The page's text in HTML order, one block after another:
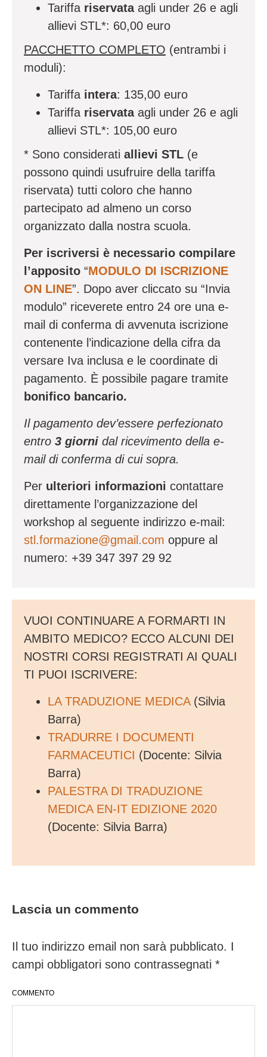
Tariffa riservataagli under 26 e agli
allievi STL*: 60,00 euro
PACCHETTO COMPLETO (entrambi i
moduli):
Tariffa intera: 135,00 euro
Tariffa riservataagli under 26 e agli
allievi STL*: 105,00 euro
* Sono considerati allievi STL (e
possono quindi usufruire della tariffa
riservata) tutti coloro che hanno
partecipato ad almeno un corso
organizzato dalla nostra scuola.
Per iscriversi è necessario compilare
l’apposito “MODULO DI ISCRIZIONE
ON LINE”. Dopo aver cliccato su “Invia
modulo” riceverete entro 24 ore una e-
mail di conferma di avvenuta iscrizione
contenente l’indicazione della cifra da
versare Iva inclusa e le coordinate di
pagamento. È possibile pagare tramite
bonifico bancario.
Il pagamento dev’essere perfezionato
entro 3 giorni dal ricevimento della e-
mail di conferma di cui sopra.
Per ulteriori informazioni contattare
direttamente l’organizzazione del
workshop al seguente indirizzo e-mail:
stl.formazione@gmail.com oppure al
numero: +39 347 397 29 92
VUOI CONTINUARE A FORMARTI IN
AMBITO MEDICO? ECCO ALCUNI DEI
NOSTRI CORSI REGISTRATI AI QUALI
TI PUOI ISCRIVERE:
LA TRADUZIONE MEDICA(Silvia
Barra)
TRADURRE I DOCUMENTI
FARMACEUTICI (Docente: Silvia
Barra)
PALESTRA DI TRADUZIONE
MEDICA EN-IT EDIZIONE 2020
(Docente: Silvia Barra)
Lascia un commento
Il tuo indirizzo email non sarà pubblicato. I
campi obbligatori sono contrassegnati *
COMMENTO